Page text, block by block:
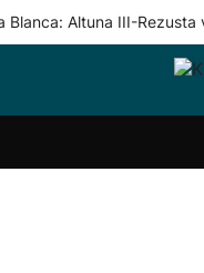
Blanca: Altuna III-
Equipos